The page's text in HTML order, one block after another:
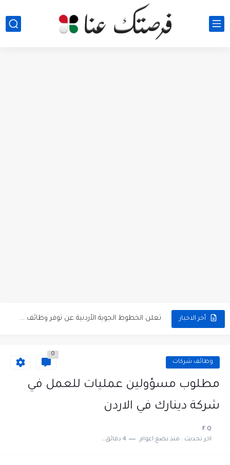
أخر الاخبار تعلن الخطوط الجوية الأردنية عن توفر وظائف شاغرة لمضيفي طيران
مطلوب عامل نظافة عدد 2 بدوام كامل او جزئي في... وظائف شركات
0
مطلوب مسؤولين عمليات للعمل في
شركة دينارك في الاردن
F.Q
اخر تحديث : منذ بضع اعوام 4 دقائق للقراءة